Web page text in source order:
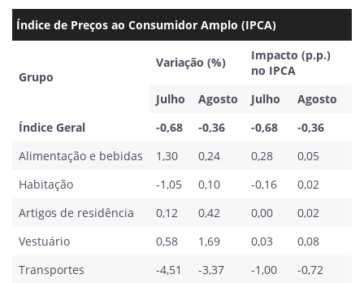
Índice de Preços ao Consumidor Amplo (IPCA)
Grupo
Variação (%)
Impacto (p.p.)
no IPCA
Julho
Agosto Julho
Agosto
Índice Geral
-0,68 -0,36 -0,68
-0,36
Alimentação e bebidas
1,30 0,24 0,28
0,05
Habitação
-1,05 0,10 -0,16
0,02
Artigos de residência
0,12 0,42 0,00
0,02
Vestuário
0,58 1,69 0,03
0,08
Transportes
-4,51 -3,37 -1,00
-0,72